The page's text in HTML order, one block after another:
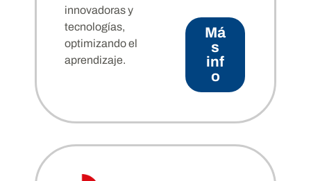
innovadoras y
tecnologías,
optimizando el
aprendizaje.
Má
s
inf
o